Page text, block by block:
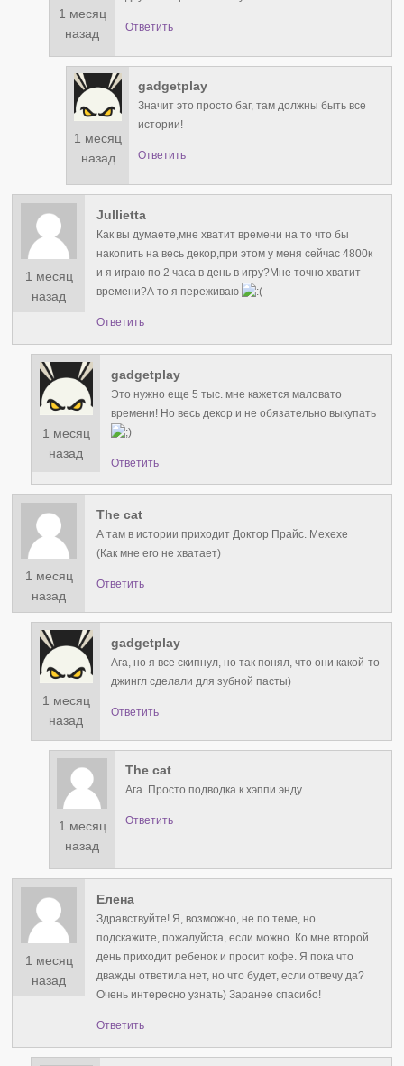
1 месяц
назад
Ответить
1 месяц
назад
gadgetplay
Значит это просто баг, там должны быть все
истории!
Ответить
1 месяц
назад
Jullietta
Как вы думаете,мне хватит времени на то что бы
накопить на весь декор,при этом у меня сейчас 4800к
и я играю по 2 часа в день в игру?Мне точно хватит
времени?А то я переживаю
Ответить
1 месяц
назад
gadgetplay
Это нужно еще 5 тыс. мне кажется маловато
времени! Но весь декор и не обязательно выкупать
Ответить
1 месяц
назад
The cat
А там в истории приходит Доктор Прайс. Мехехе
(Как мне его не хватает)
Ответить
1 месяц
назад
gadgetplay
Ага, но я все скипнул, но так понял, что они какой-то
джингл сделали для зубной пасты)
Ответить
1 месяц
назад
The cat
Ага. Просто подводка к хэппи энду
Ответить
1 месяц
назад
Елена
Здравствуйте! Я, возможно, не по теме, но
подскажите, пожалуйста, если можно. Ко мне второй
день приходит ребенок и просит кофе. Я пока что
дважды ответила нет, но что будет, если отвечу да?
Очень интересно узнать) Заранее спасибо!
Ответить